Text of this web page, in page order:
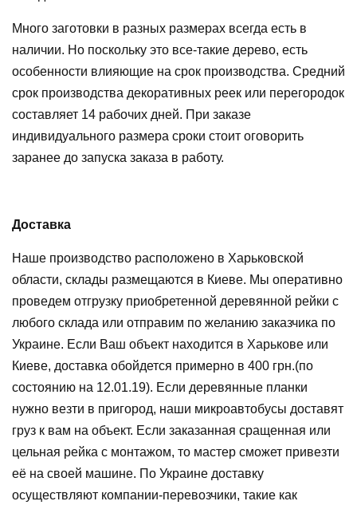
Много заготовки в разных размерах всегда есть в
наличии. Но поскольку это все-такие дерево, есть
особенности влияющие на срок производства. Средний
срок производства декоративных реек или перегородок
составляет 14 рабочих дней. При заказе
индивидуального размера сроки стоит оговорить
заранее до запуска заказа в работу.
Доставка
Наше производство расположено в Харьковской
области, склады размещаются в Киеве. Мы оперативно
проведем отгрузку приобретенной деревянной рейки с
любого склада или отправим по желанию заказчика по
Украине. Если Ваш объект находится в Харькове или
Киеве, доставка обойдется примерно в 400 грн.(по
состоянию на 12.01.19). Если деревянные планки
нужно везти в пригород, наши микроавтобусы доставят
груз к вам на объект. Если заказанная сращенная или
цельная рейка с монтажом, то мастер сможет привезти
её на своей машине. По Украине доставку
осуществляют компании-перевозчики, такие как